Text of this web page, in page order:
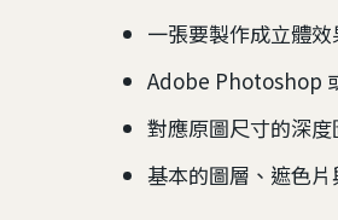
一張要製作成立體
Adobe Photoshop
對應原圖尺寸的深度
基本的圖層、遮色